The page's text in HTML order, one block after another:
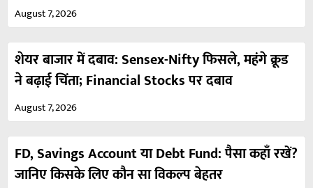
August 7, 2026
शेयर बाजार में दबाव: Sensex-Nifty फिसले, महंगे क्रूड
ने बढ़ाई चिंता; Financial Stocks पर दबाव
August 7, 2026
FD, Savings Account या Debt Fund: पैसा कहाँ रखें?
जानिए किसके लिए कौन सा विकल्प बेहतर